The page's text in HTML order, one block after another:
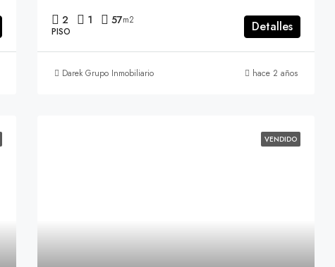
2 1 57m2
PISO
Detalles
Darek Grupo Inmobiliario hace 2 años
VENDIDO